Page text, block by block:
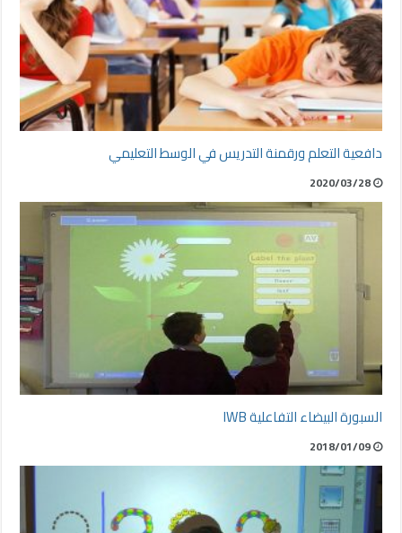
دافعية التعلم ورقمنة التدريس في الوسط التعليمي
2020/03/28
السبورة البيضاء التفاعلية IWB
2018/01/09